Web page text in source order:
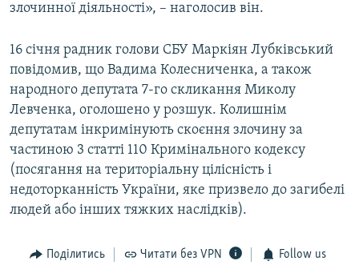
злочинної діяльності», – наголосив він.
16 січня радник голови СБУ Маркіян Лубківський
повідомив, що Вадима Колесниченка, а також
народного депутата 7-го скликання Миколу
Левченка, оголошено у розшук. Колишнім
депутатам інкримінують скоєння злочину за
частиною 3 статті 110 Кримінального кодексу
(посягання на територіальну цілісність і
недоторканність України, яке призвело до загибелі
людей або інших тяжких наслідків).
Поділитись Читати без VPN Follow us